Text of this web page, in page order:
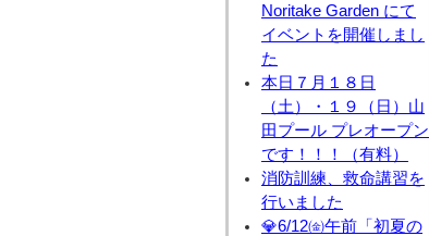
Noritake Garden にて
イベントを開催しまし
た
本日７月１８日
（土）・１９（日）山
田プール プレオープン
です！！！（有料）
消防訓練、救命講習を
行いました
💎6/12㈮午前「初夏の